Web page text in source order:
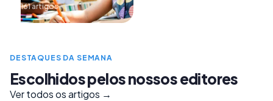
161 artigos
DESTAQUES DA SEMANA
Escolhidos pelos nossos editores
Ver todos os artigos →